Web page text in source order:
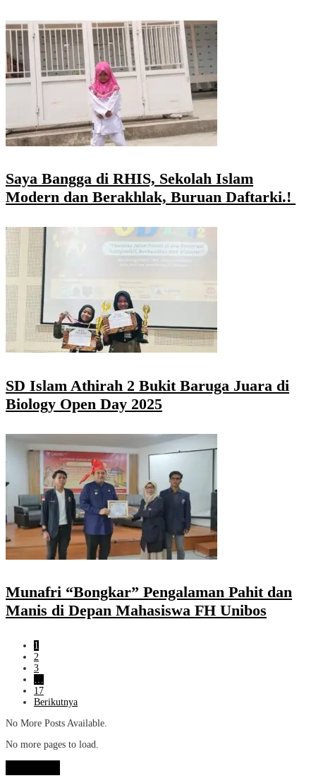
Saya Bangga di RHIS, Sekolah Islam
Modern dan Berakhlak, Buruan Daftarki.!
SD Islam Athirah 2 Bukit Baruga Juara di
Biology Open Day 2025
Munafri “Bongkar” Pengalaman Pahit dan
Manis di Depan Mahasiswa FH Unibos
1
2
3
…
17
Berikutnya
No More Posts Available.
No more pages to load.